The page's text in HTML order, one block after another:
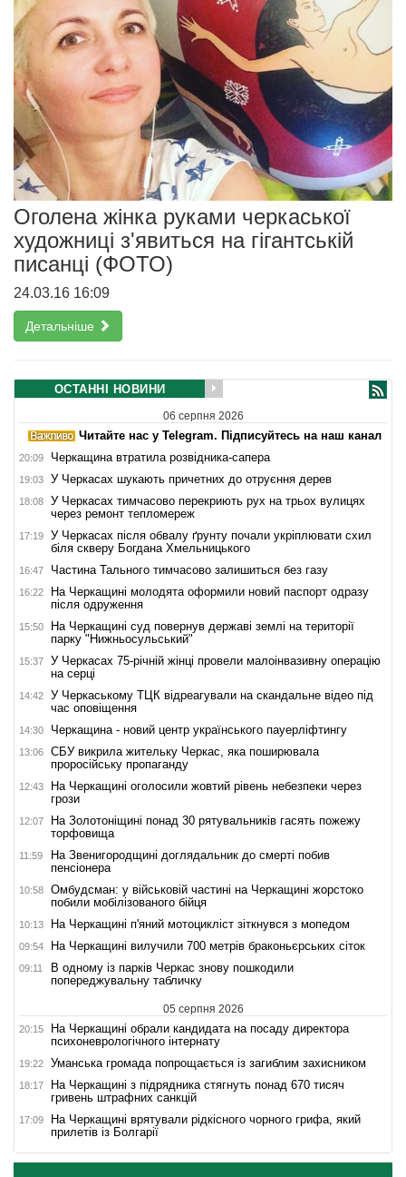
Оголена жінка руками черкаської
художниці з'явиться на гігантській
писанці (ФОТО)
24.03.16 16:09
Детальніше
ОСТАННІ НОВИНИ
06 серпня 2026
Читайте нас у Telegram. Підписуйтесь на наш канал
20:09 Черкащина втратила розвідника-сапера
19:03 У Черкасах шукають причетних до отруєння дерев
18:08
У Черкасах тимчасово перекриють рух на трьох вулицях
через ремонт тепломереж
17:19
У Черкасах після обвалу ґрунту почали укріплювати схил
біля скверу Богдана Хмельницького
16:47 Частина Тального тимчасово залишиться без газу
16:22
На Черкащині молодята оформили новий паспорт одразу
після одруження
15:50
На Черкащині суд повернув державі землі на території
парку "Нижньосульський"
15:37
У Черкасах 75-річній жінці провели малоінвазивну операцію
на серці
14:42
У Черкаському ТЦК відреагували на скандальне відео під
час оповіщення
14:30 Черкащина - новий центр українського пауерліфтингу
13:06
СБУ викрила жительку Черкас, яка поширювала
проросійську пропаганду
12:43
На Черкащині оголосили жовтий рівень небезпеки через
грози
12:07
На Золотоніщині понад 30 рятувальників гасять пожежу
торфовища
11:59
На Звенигородщині доглядальник до смерті побив
пенсіонера
10:58
Омбудсман: у військовій частині на Черкащині жорстоко
побили мобілізованого бійця
10:13 На Черкащині п'яний мотоцикліст зіткнувся з мопедом
09:54 На Черкащині вилучили 700 метрів браконьєрських сіток
09:11
В одному із парків Черкас знову пошкодили
попереджувальну табличку
05 серпня 2026
20:15
На Черкащині обрали кандидата на посаду директора
психоневрологічного інтернату
19:22 Уманська громада попрощається із загиблим захисником
18:17
На Черкащині з підрядника стягнуть понад 670 тисяч
гривень штрафних санкцій
17:09
На Черкащині врятували рідкісного чорного грифа, який
прилетів із Болгарії